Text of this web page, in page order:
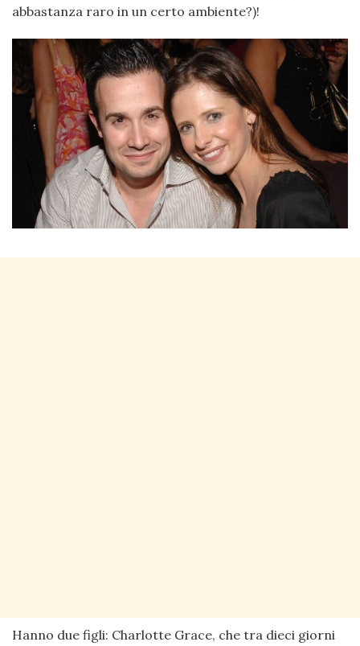
abbastanza raro in un certo ambiente?)!
Hanno due figli: Charlotte Grace, che tra dieci giorni